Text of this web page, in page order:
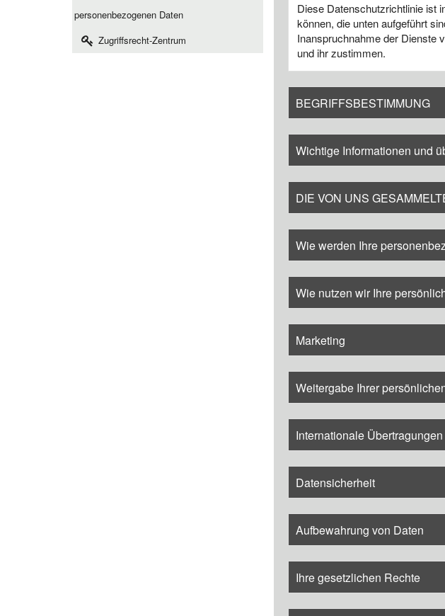
personenbezogenen Daten
Zugriffsrecht-Zentrum
Diese Datenschutzrichtlinie ist
können, die unten aufgeführt
Inanspruchnahme der Dienste
und ihr zustimmen.
BEGRIFFSBESTIMMUNG
Wichtige Informationen und
DIE VON UNS
Wie werden Ihre
Wie nutzen wir Ihre
Marketing
Weitergabe Ihrer
Internationale Übertragungen
Datensicherheit
Aufbewahrung von Daten
Ihre gesetzlichen Rechte